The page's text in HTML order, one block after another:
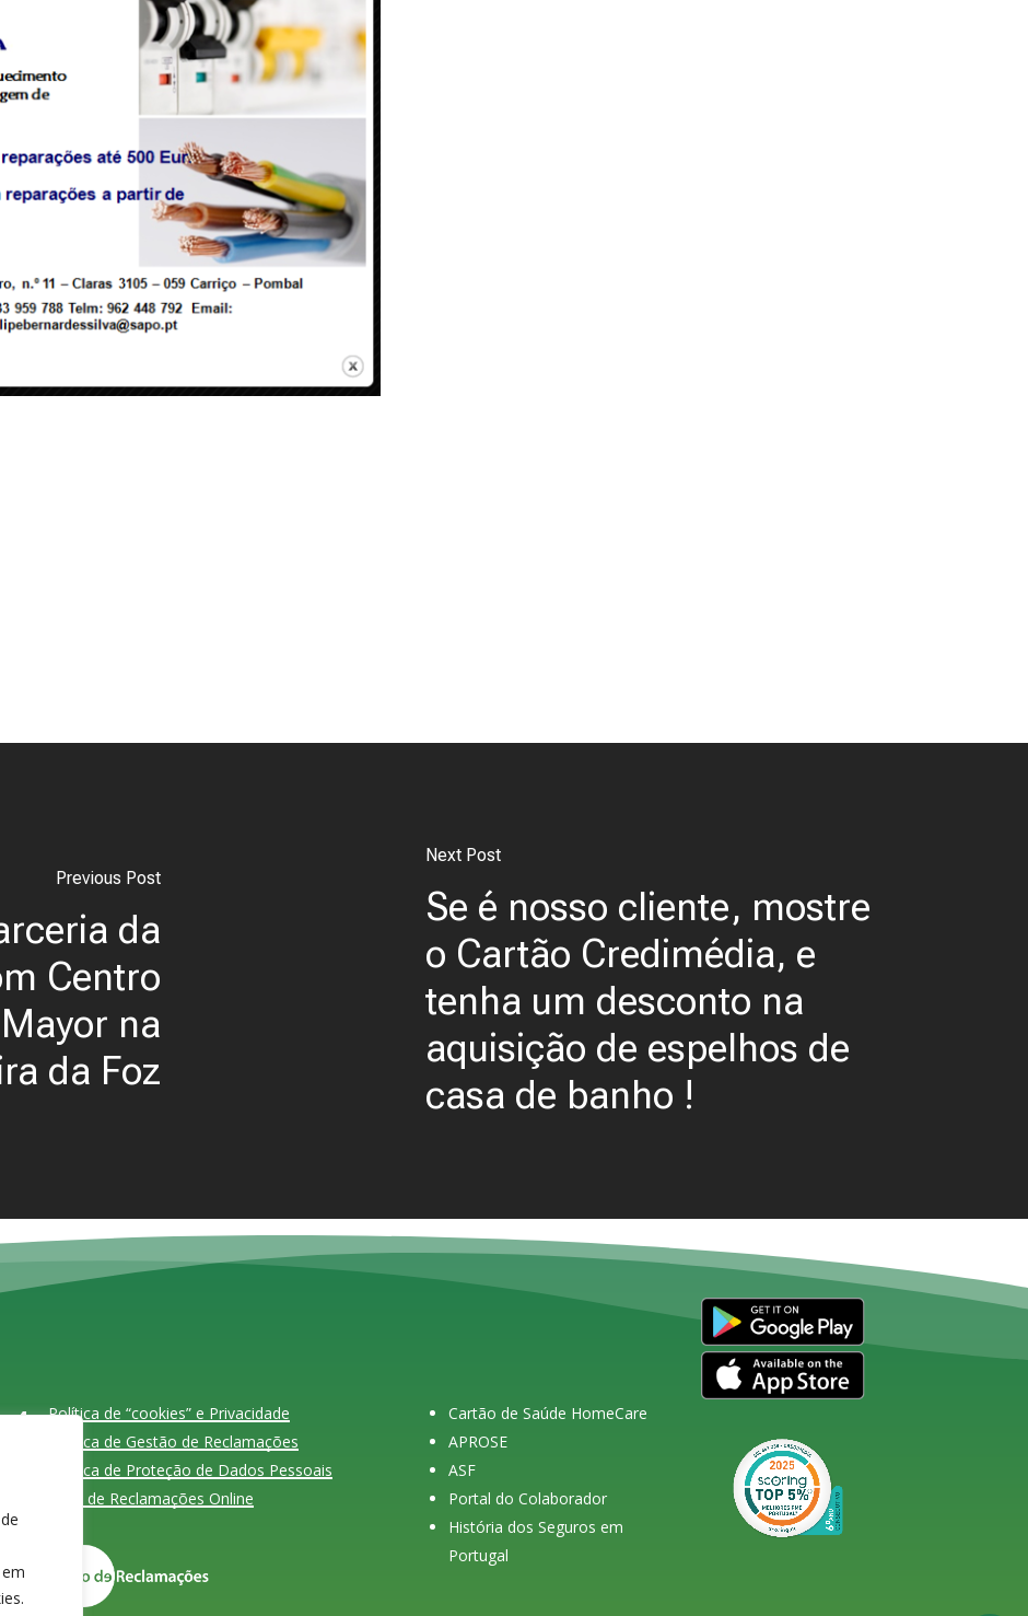
Previous Post
da
Centro
na
da Foz
Next Post
Se é nosso cliente, mostre
o Cartão Credimédia, e
tenha um desconto na
aquisição de espelhos de
casa de banho !
Política de “cookies” e Privacidade
Política de Gestão de Reclamações
Política de Proteção de Dados Pessoais
Livro de Reclamações Online
Cartão de Saúde HomeCare
APROSE
ASF
Portal do Colaborador
História dos Seguros em
Portugal